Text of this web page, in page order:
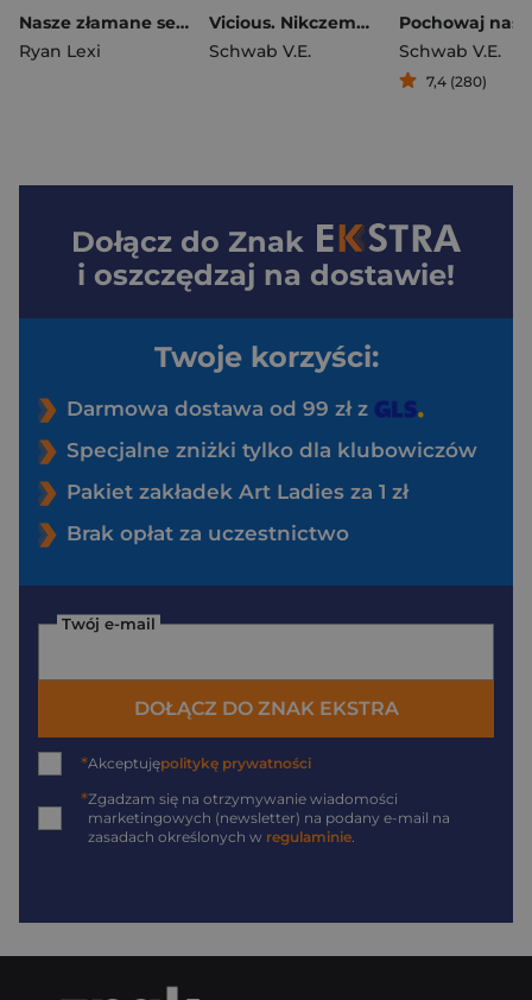
Nasze złamane serca. Nasze puste przysięgi
Ryan Lexi
Vicious. Nikczemni (wyd.3)
Schwab V.E.
Schwab V.E.
7,4 (280)
Dołącz do Znak
i oszczędzaj na dostawie!
Twoje korzyści:
Darmowa dostawa od 99 zł z
Specjalne zniżki tylko dla klubowiczów
Pakiet zakładek Art Ladies za 1 zł
Brak opłat za uczestnictwo
Twój e-mail
DOŁĄCZ DO ZNAK EKSTRA
*Akceptujępolitykę prywatności
*Zgadzam się na otrzymywanie wiadomości
marketingowych (newsletter) na podany e-mail na
zasadach określonych w regulaminie